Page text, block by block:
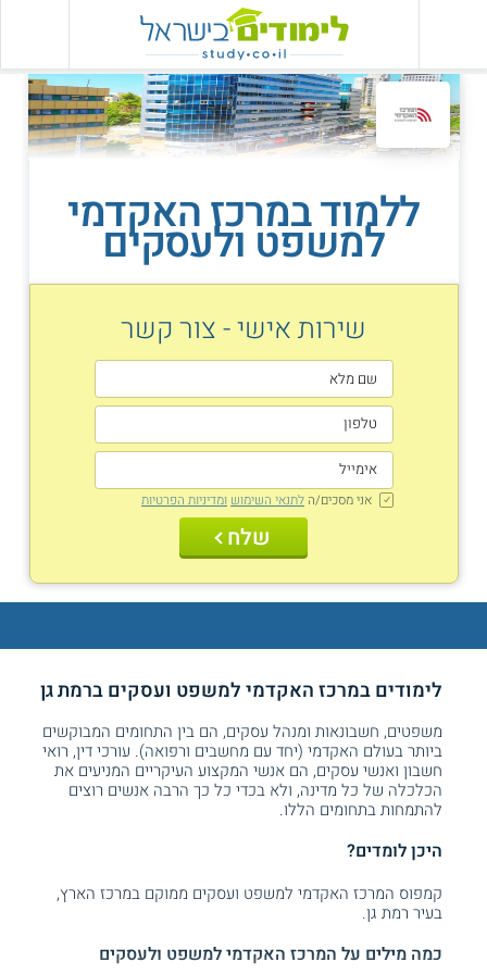
ללמוד במרכז האקדמי
למשפט ולעסקים
שירות אישי - צור קשר
אני מסכים/ה לתנאי השימוש ומדיניות הפרטיות
שלח
לימודים במרכז האקדמי למשפט ועסקים ברמת גן
משפטים, חשבונאות ומנהל עסקים, הם בין התחומים המבוקשים
ביותר בעולם האקדמי (יחד עם מחשבים ורפואה). עורכי דין, רואי
חשבון ואנשי עסקים, הם אנשי המקצוע העיקריים המניעים את
הכלכלה של כל מדינה, ולא בכדי כל כך הרבה אנשים רוצים
להתמחות בתחומים הללו.
היכן לומדים?
קמפוס המרכז האקדמי למשפט ועסקים ממוקם במרכז הארץ,
בעיר רמת גן.
כמה מילים על המרכז האקדמי למשפט ולעסקים